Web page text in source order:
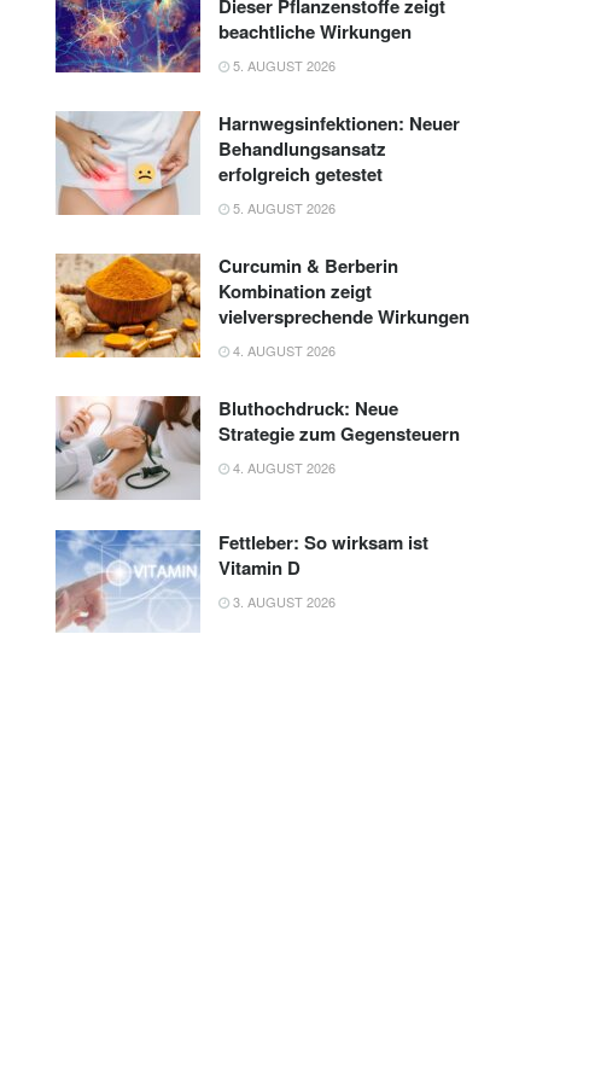
Dieser Pflanzenstoffe zeigt
beachtliche Wirkungen
5. AUGUST 2026
Harnwegsinfektionen: Neuer
Behandlungsansatz
erfolgreich getestet
5. AUGUST 2026
Curcumin & Berberin
Kombination zeigt
vielversprechende Wirkungen
4. AUGUST 2026
Bluthochdruck: Neue
Strategie zum Gegensteuern
4. AUGUST 2026
Fettleber: So wirksam ist
Vitamin D
3. AUGUST 2026